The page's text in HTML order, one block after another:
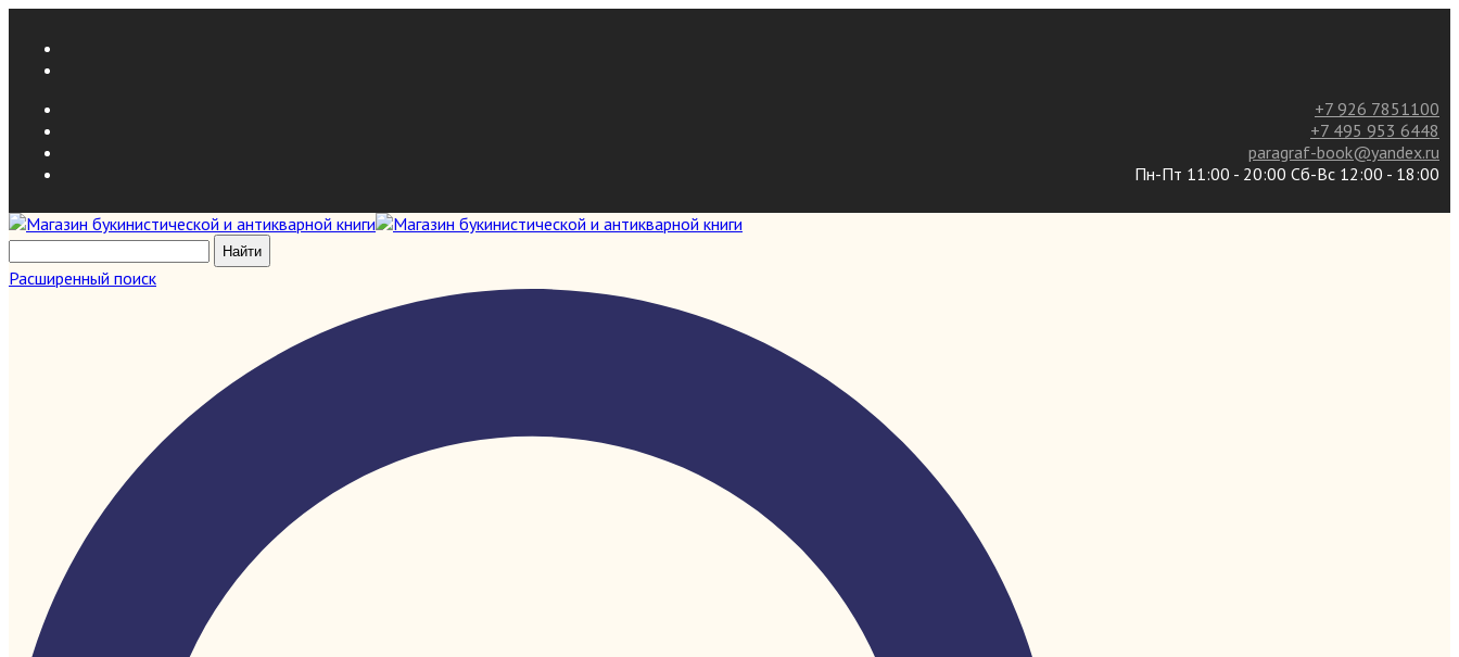
+7 926 7851100
+7 495 953 6448
paragraf-book@yandex.ru
Пн-Пт 11:00 - 20:00 Сб-Вс 12:00 - 18:00
Расширенный поиск